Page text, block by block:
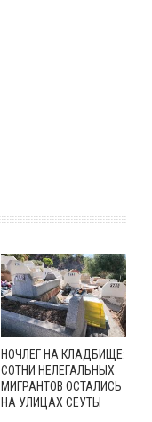
НОЧЛЕГ НА КЛАДБИЩЕ:
СОТНИ НЕЛЕГАЛЬНЫХ
МИГРАНТОВ ОСТАЛИСЬ
НА УЛИЦАХ СЕУТЫ